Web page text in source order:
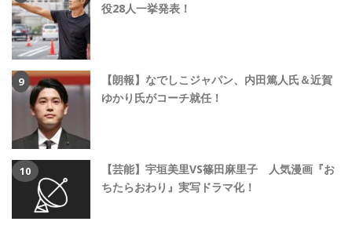
役28人一挙発表！
【朗報】なでしこジャパン、内田篤人氏＆近賀
ゆかり氏がコーチ就任！
【芸能】宇垣美里VS篠田麻里子 人気漫画『お
ちたらおわり』実写ドラマ化！